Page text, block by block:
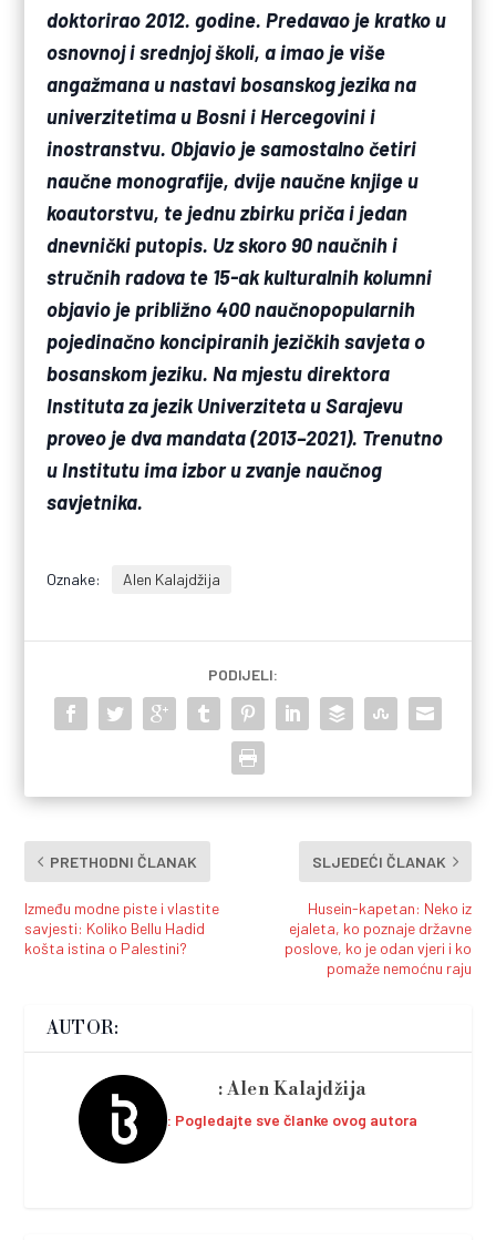
doktorirao 2012. godine. Predavao je kratko u
osnovnoj i srednjoj školi, a imao je više
angažmana u nastavi bosanskog jezika na
univerzitetima u Bosni i Hercegovini i
inostranstvu. Objavio je samostalno četiri
naučne monografije, dvije naučne knjige u
koautorstvu, te jednu zbirku priča i jedan
dnevnički putopis. Uz skoro 90 naučnih i
stručnih radova te 15-ak kulturalnih kolumni
objavio je približno 400 naučnopopularnih
pojedinačno koncipiranih jezičkih savjeta o
bosanskom jeziku. Na mjestu direktora
Instituta za jezik Univerziteta u Sarajevu
proveo je dva mandata (2013–2021). Trenutno
u Institutu ima izbor u zvanje naučnog
savjetnika.
Oznake: Alen Kalajdžija
PODIJELI:
PRETHODNI ČLANAK
Između modne piste i vlastite
savjesti: Koliko Bellu Hadid
košta istina o Palestini?
SLJEDEĆI ČLANAK
Husein-kapetan: Neko iz
ejaleta, ko poznaje državne
poslove, ko je odan vjeri i ko
pomaže nemoćnu raju
AUTOR:
Alen Kalajdžija
Pogledajte sve članke ovog autora